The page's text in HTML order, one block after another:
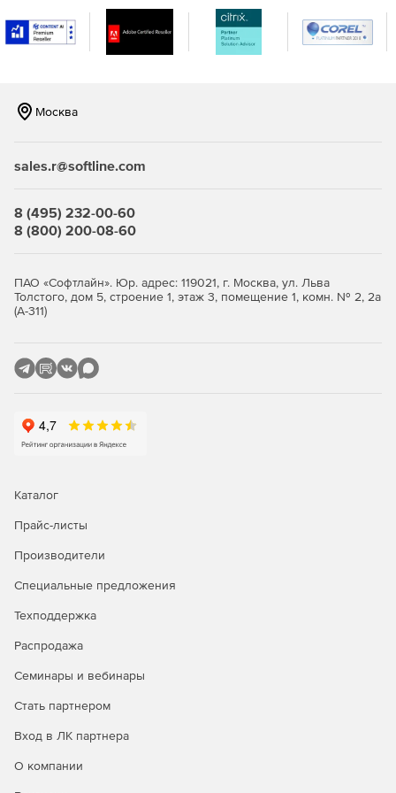
Поддержка ребрендинга и дизайна программы для
клиентов, которым необходим индивидуальный
подход.
различных типов клиентов.
сервера и их группы; виртуальные хосты и сервера, и
их группы; кластеры; дата-центры.
серверам, виртуальным машинам и всем группам
объектов.
производительности.
самых требовательных технических специалистов.
Графики использования ресурсов и подробная
программы.
Выбор временного интервала измерения, записи и
просмотра параметров производительности системы
групп пользователей и администраторов.
Динамические графики и отчёты в режиме реального
Москва
sales.r@softline.com
8 (495) 232-00-60
8 (800) 200-08-60
ПАО «Софтлайн». Юр. адрес: 119021, г. Москва, ул. Льва
Толстого, дом 5, строение 1, этаж 3, помещение 1, комн. № 2, 2а
(А-311)
Каталог
Прайс-листы
Производители
Специальные предложения
Техподдержка
Распродажа
Семинары и вебинары
Стать партнером
Вход в ЛК партнера
О компании